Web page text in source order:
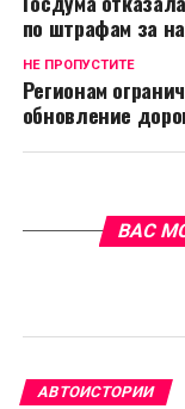
по штрафам за
НЕ ПРОПУСТИТЕ
Регионам
обновление
ВАС
АВТОИСТОРИИ